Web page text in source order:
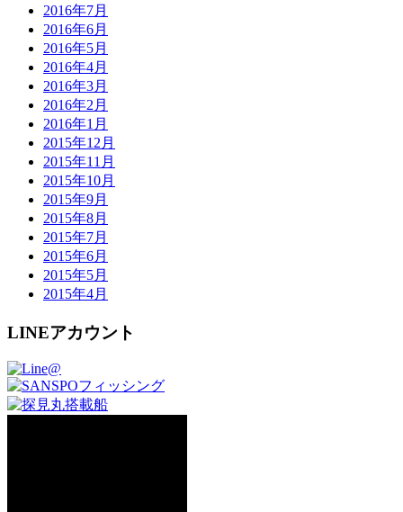
2016年7月
2016年6月
2016年5月
2016年4月
2016年3月
2016年2月
2016年1月
2015年12月
2015年11月
2015年10月
2015年9月
2015年8月
2015年7月
2015年6月
2015年5月
2015年4月
LINEアカウント